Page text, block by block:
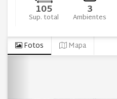
105
Sup. total 3
Ambientes
Fotos Mapa